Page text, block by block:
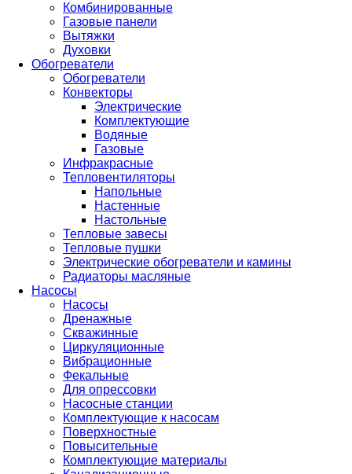
Комбинированные
Газовые панели
Вытяжки
Духовки
Обогреватели
Обогреватели
Конвекторы
Электрические
Комплектующие
Водяные
Газовые
Инфракрасные
Тепловентиляторы
Напольные
Настенные
Настольные
Тепловые завесы
Тепловые пушки
Электрические обогреватели и камины
Радиаторы масляные
Насосы
Насосы
Дренажные
Скважинные
Циркуляционные
Вибрационные
Фекальные
Для опрессовки
Насосные станции
Комплектующие к насосам
Поверхностные
Повысительные
Комплектующие материалы